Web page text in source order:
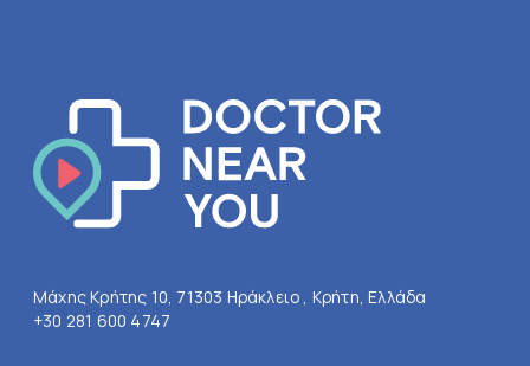
Μάχης Κρήτης 10, 71303 Ηράκλειο , Κρήτη, Ελλάδα
+30 281 600 4747